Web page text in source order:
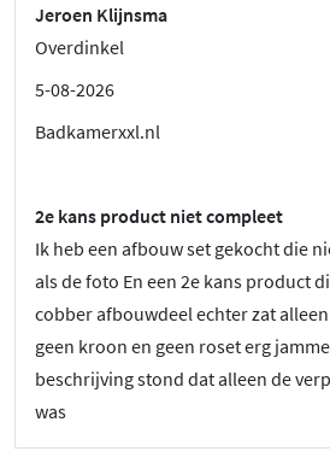
Jeroen Klijnsma
Overdinkel
5-08-2026
Badkamerxxl.nl
2e kans product niet compleet
Ik heb een afbouw set gekocht die
als de foto En een 2e kans product
cobber afbouwdeel echter zat
geen kroon en geen roset erg
beschrijving stond dat alleen de
was